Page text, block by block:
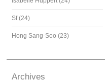
Sf (24)
Hong Sang-Soo (23)
Archives